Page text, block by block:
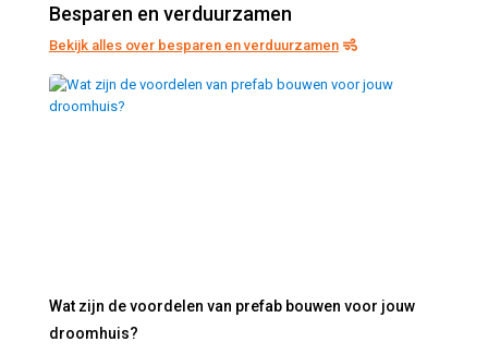
Besparen en verduurzamen
Bekijk alles over besparen en verduurzamen
Wat zijn de voordelen van prefab bouwen voor jouw
droomhuis?